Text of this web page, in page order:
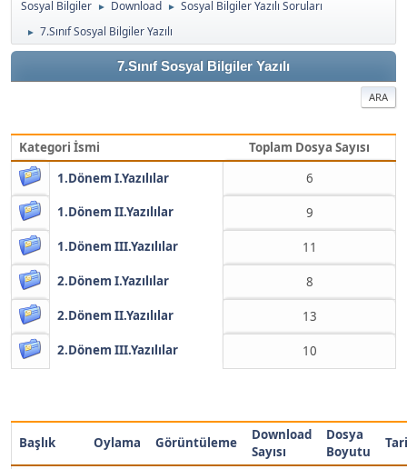
Sosyal Bilgiler ► Download ► Sosyal Bilgiler Yazılı Soruları
► 7.Sınıf Sosyal Bilgiler Yazılı
7.Sınıf Sosyal Bilgiler Yazılı
ARA
Kategori İsmi
Toplam Dosya Sayısı
1.Dönem I.Yazılılar
6
1.Dönem II.Yazılılar 9
1.Dönem III.Yazılılar 11
2.Dönem I.Yazılılar 8
2.Dönem II.Yazılılar 13
2.Dönem III.Yazılılar 10
Başlık Oylama Görüntüleme
Download
Sayısı
Dosya
Boyutu